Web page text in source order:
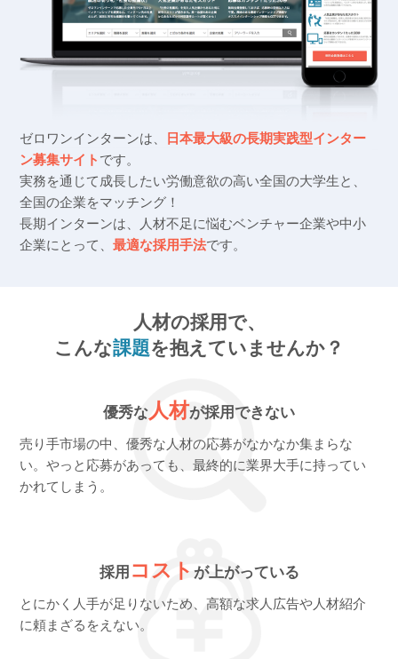
ゼロワンインターンは、
日本最大級の長期実践型インター
ン募集サイト です。
実務を通じて成長したい労働意欲の高い全国の大学生と、
全国の企業をマッチング！
長期インターンは、人材不足に悩むベンチャー企業や中小
企業にとって、最適な採用手法です。
人材の採用で、
こんな課題を抱えていませんか？
優秀な 人材が採用できない
売り手市場の中、優秀な人材の応募がなかなか集まらな
い。やっと応募があっても、最終的に業界大手に持ってい
かれてしまう。
採用 コスト が上がっている
とにかく人手が足りないため、高額な求人広告や人材紹介
に頼まざるをえない。